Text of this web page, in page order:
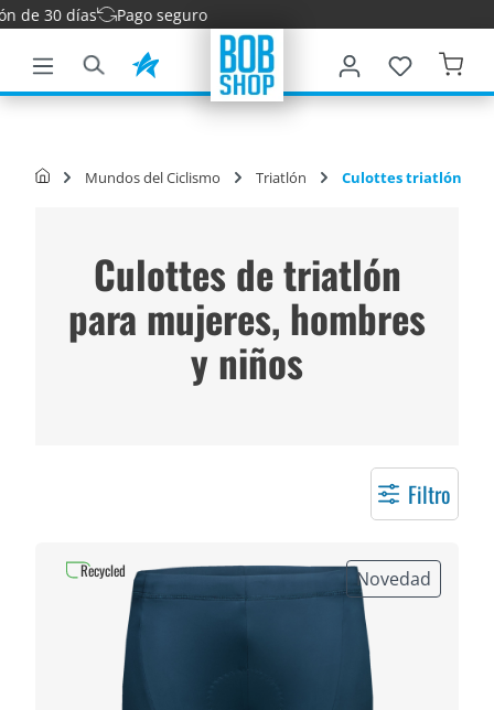
principal
días Pago seguro
Mundos del Ciclismo Triatlón Culottes triatlón
Culottes de triatlón
para mujeres, hombres
y niños
Filtro
Novedad
Recycled